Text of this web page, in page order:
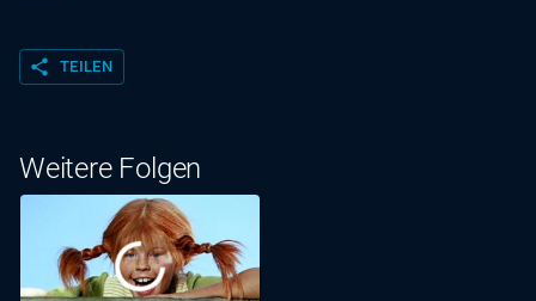
share TEILEN
Weitere Folgen